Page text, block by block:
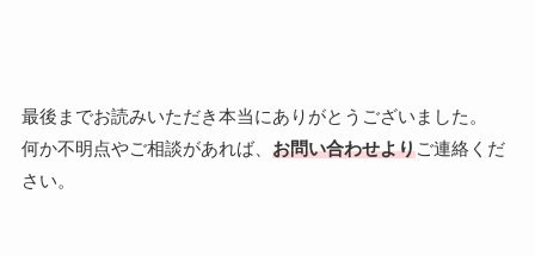
最後までお読みいただき本当にありがとうございました。
何か不明点やご相談があれば、 お問い合わせよりご連絡くだ
さい。